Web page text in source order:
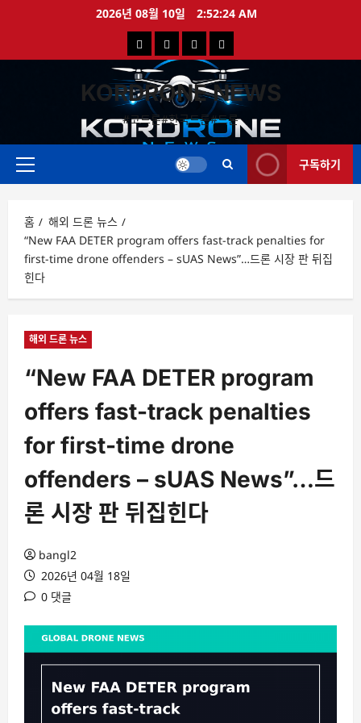
로
2026년 08월 10일 2:52:25 AM
국
내
드
론
뉴
해
외
드
론
뉴
드
영
상
드
론
특
가
KORDRONE NEWS
#코드론#한국드론#드론
주
구독하기
홈
해외 드론 뉴스
“New FAA DETER program offers fast-track penalties for
first-time drone offenders – sUAS News”…드론 시장 판 뒤집
힌다
해외 드론 뉴스
“New FAA DETER program
offers fast-track penalties
for first-time drone
offenders – sUAS News”…드
론 시장 판 뒤집힌다
bangl2
2026년 04월 18일
0 댓글